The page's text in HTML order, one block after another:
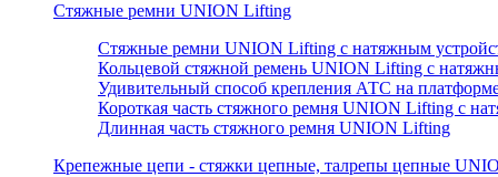
Стяжные ремни UNION Lifting
Стяжные ремни UNION Lifting с натяжным
Кольцевой стяжной ремень UNION Lifting с
Удивительный способ крепления АТС на
Короткая часть стяжного ремня UNION Lifting с
Длинная часть стяжного ремня UNION Lifting
Крепежные цепи - стяжки цепные, талрепы цепные